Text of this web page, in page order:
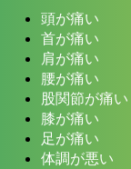
頭が痛い
首が痛い
肩が痛い
腰が痛い
股関節が痛い
膝が痛い
足が痛い
体調が悪い